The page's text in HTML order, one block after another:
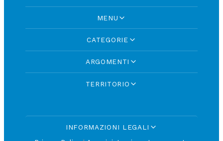
MENU
CATEGORIE
ARGOMENTI
TERRITORIO
INFORMAZIONI LEGALI